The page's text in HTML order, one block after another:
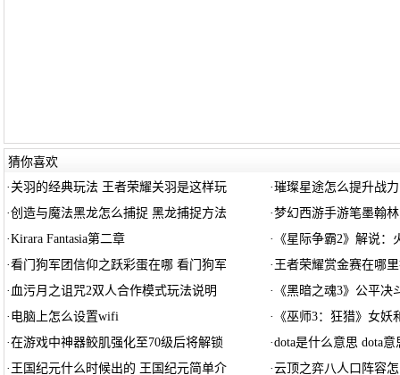
猜你喜欢
· 关羽的经典玩法 王者荣耀关羽是这样玩 ·璀璨星途怎么提升战
·创造与魔法黑龙怎么捕捉 黑龙捕捉方法 ·梦幻西游手游笔墨翰
·Kirara Fantasia第二章 · 《星际争霸2》解说：
·看门狗军团信仰之跃彩蛋在哪 看门狗军 · 王者荣耀赏金赛在哪
· 血污月之诅咒2双人合作模式玩法说明 · 《黑暗之魂3》公平决
· 电脑上怎么设置wifi · 《巫师3：狂猎》女妖
·在游戏中神器鲛肌强化至70级后将解锁 ·dota是什么意思 dota意
· 王国纪元什么时候出的 王国纪元简单介 ·云顶之弈八人口阵容